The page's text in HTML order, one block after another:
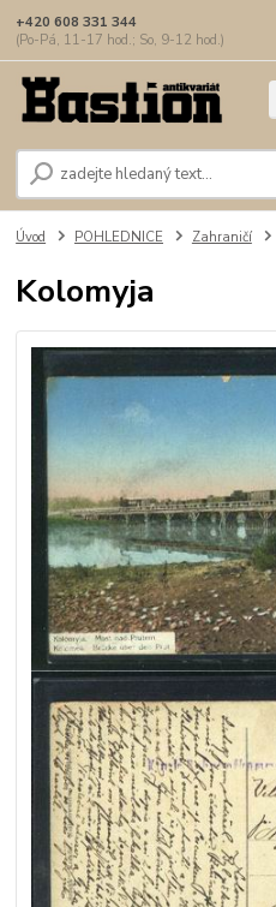
+420 608 331 344
(Po-Pá, 11-17 hod.; So, 9-12 hod.)
Úvod POHLEDNICE Zahraničí
Kolomyja